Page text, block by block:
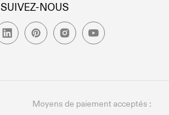
SUIVEZ-NOUS
Moyens de paiement acceptés :